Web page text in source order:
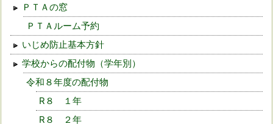
ＰＴＡの窓
ＰＴＡルーム予約
いじめ防止基本方針
学校からの配付物（学年別）
令和８年度の配付物
R８ １年
R８ ２年